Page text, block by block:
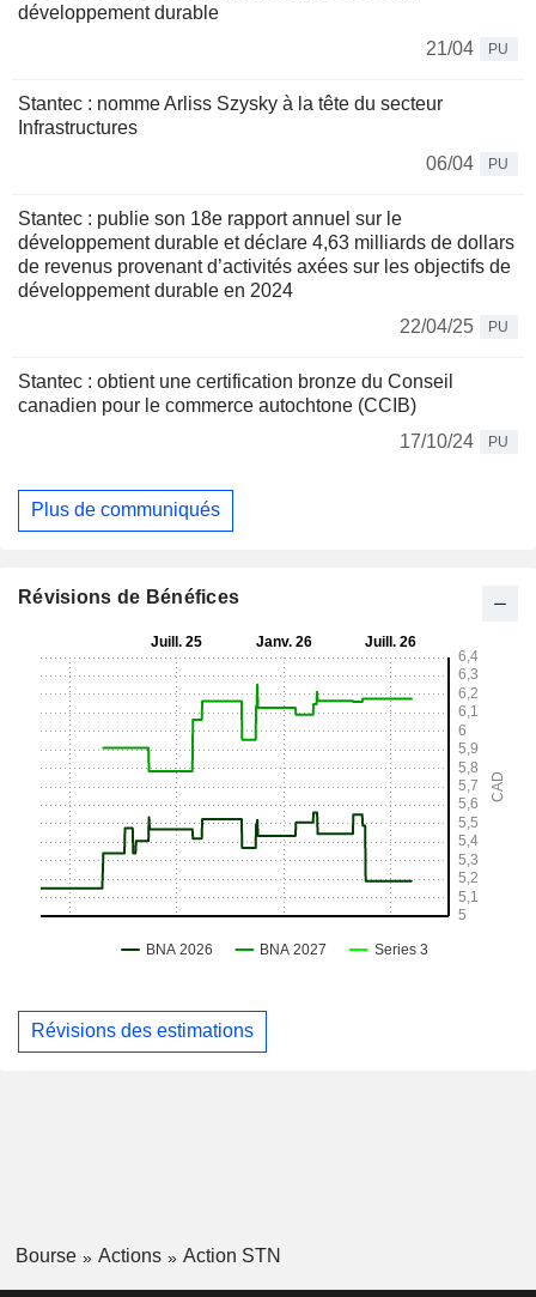
développement durable
21/04
PU
Stantec : nomme Arliss Szysky à la tête du secteur
Infrastructures
06/04
PU
Stantec : publie son 18e rapport annuel sur le
développement durable et déclare 4,63 milliards de dollars
de revenus provenant d’activités axées sur les objectifs de
développement durable en 2024
22/04/25
PU
Stantec : obtient une certification bronze du Conseil
canadien pour le commerce autochtone (CCIB)
17/10/24
PU
Plus de communiqués
Révisions de Bénéfices
Révisions des estimations
Bourse Actions Action STN